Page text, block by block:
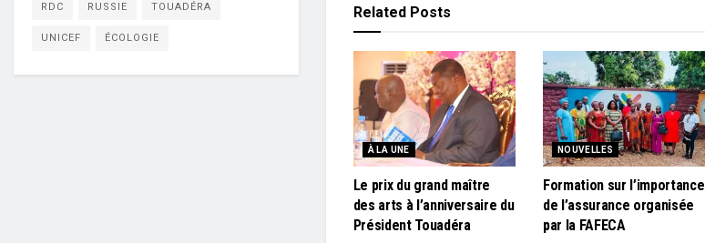
RelatedPosts
À LA UNE
Le prix du grand maître
des arts à l’anniversaire du
Président Touadéra
NOUVELLES
Formation sur l’importance
de l’assurance organisée
par la FAFECA
RDC RUSSIE TOUADÉRA
UNICEF ÉCOLOGIE